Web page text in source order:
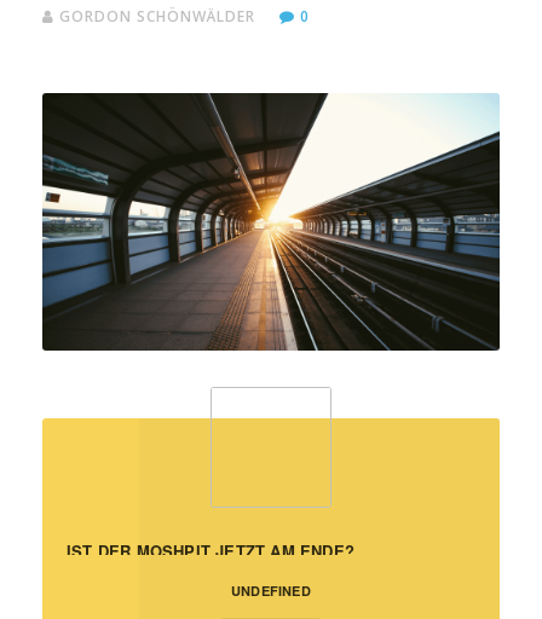
GORDON SCHÖNWÄLDER 0
UNDEFINED
IST DER MOSHPIT JETZT AM ENDE?